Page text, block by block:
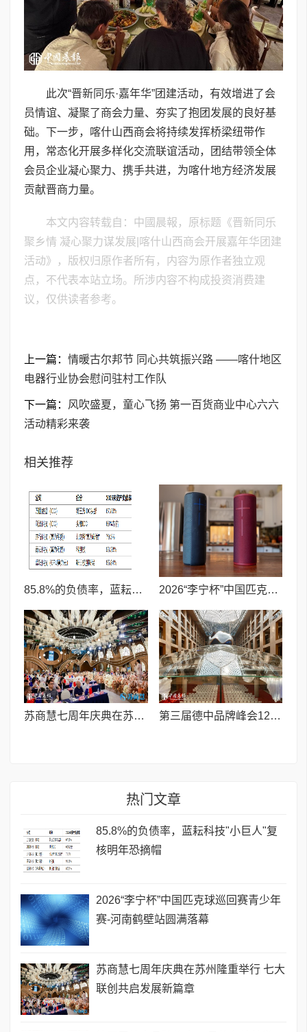
此次“晋新同乐·嘉年华”团建活动，有效增进了会
员情谊、凝聚了商会力量、夯实了抱团发展的良好基
础。下一步，喀什山西商会将持续发挥桥梁纽带作
用，常态化开展多样化交流联谊活动，团结带领全体
会员企业凝心聚力、携手共进，为喀什地方经济发展
贡献晋商力量。
本文内容转载自：中國晨報，原标题《晋新同乐
聚乡情 凝心聚力谋发展|喀什山西商会开展嘉年华团建
活动》，版权归原作者所有，内容为原作者独立观
点，不代表本站立场。所涉内容不构成投资消费建
议，仅供读者参考。
上一篇： 情暖古尔邦节 同心共筑振兴路 ——喀什地区
电器行业协会慰问驻村工作队
下一篇： 风吹盛夏，童心飞扬 第一百货商业中心六六
活动精彩来袭
相关推荐
85.8%的负债率，蓝耘科技"小巨人"复核明年恐摘帽 2026“李宁杯”中国匹克球巡回赛青少年赛-河南鹤壁站圆满落幕
苏商慧七周年庆典在苏州隆重举行 七大联创共启发展新篇章 第三届德中品牌峰会12月将在柏林举办，聚焦人工智能时代品牌全球化发展
热门文章
85.8%的负债率，蓝耘科技"小巨人"复
核明年恐摘帽
2026“李宁杯”中国匹克球巡回赛青少年
赛-河南鹤壁站圆满落幕
苏商慧七周年庆典在苏州隆重举行 七大
联创共启发展新篇章